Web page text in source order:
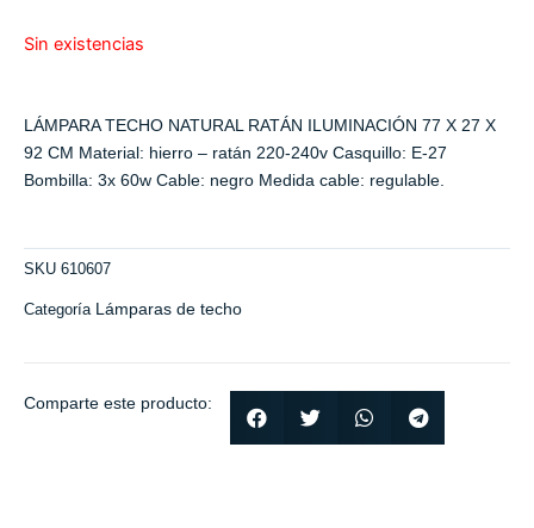
Sin existencias
LÁMPARA TECHO NATURAL RATÁN ILUMINACIÓN 77 X 27 X
92 CM Material: hierro – ratán 220-240v Casquillo: E-27
Bombilla: 3x 60w Cable: negro Medida cable: regulable.
SKU 610607
Categoría Lámparas de techo
Comparte este producto: